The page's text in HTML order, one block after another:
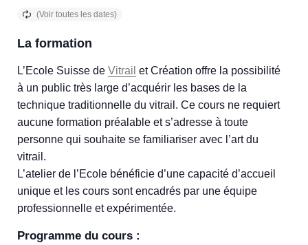
La formation
L’Ecole Suisse de Vitrail et Création offre la possibilité
à un public très large d’acquérir les bases de la
technique traditionnelle du vitrail. Ce cours ne requiert
aucune formation préalable et s’adresse à toute
personne qui souhaite se familiariser avec l’art du
vitrail.
L’atelier de l’Ecole bénéficie d’une capacité d’accueil
unique et les cours sont encadrés par une équipe
professionnelle et expérimentée.
Programme du cours :